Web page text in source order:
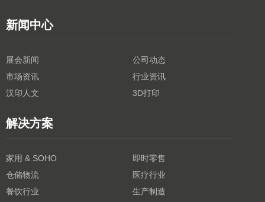
新闻中心
展会新闻
公司动态
市场资讯
行业资讯
汉印人文
3D打印
解决方案
家用 & SOHO
即时零售
仓储物流
医疗行业
餐饮行业
生产制造